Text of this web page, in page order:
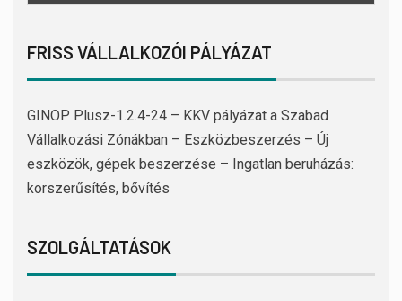
FRISS VÁLLALKOZÓI PÁLYÁZAT
GINOP Plusz-1.2.4-24 – KKV pályázat a Szabad
Vállalkozási Zónákban – Eszközbeszerzés – Új
eszközök, gépek beszerzése – Ingatlan beruházás:
korszerűsítés, bővítés
SZOLGÁLTATÁSOK